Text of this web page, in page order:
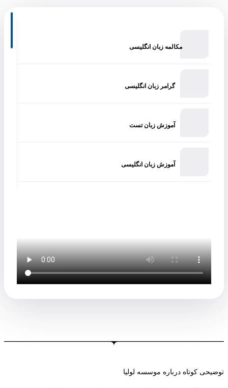
مکالمه زبان انگلیسی
گرامر زبان انگلیسی
آموزش زبان تست
آموزش زبان انگلیسی
توضیحی کوتاه درباره موسسه لولیا